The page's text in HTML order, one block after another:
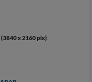
x 2160 pix)